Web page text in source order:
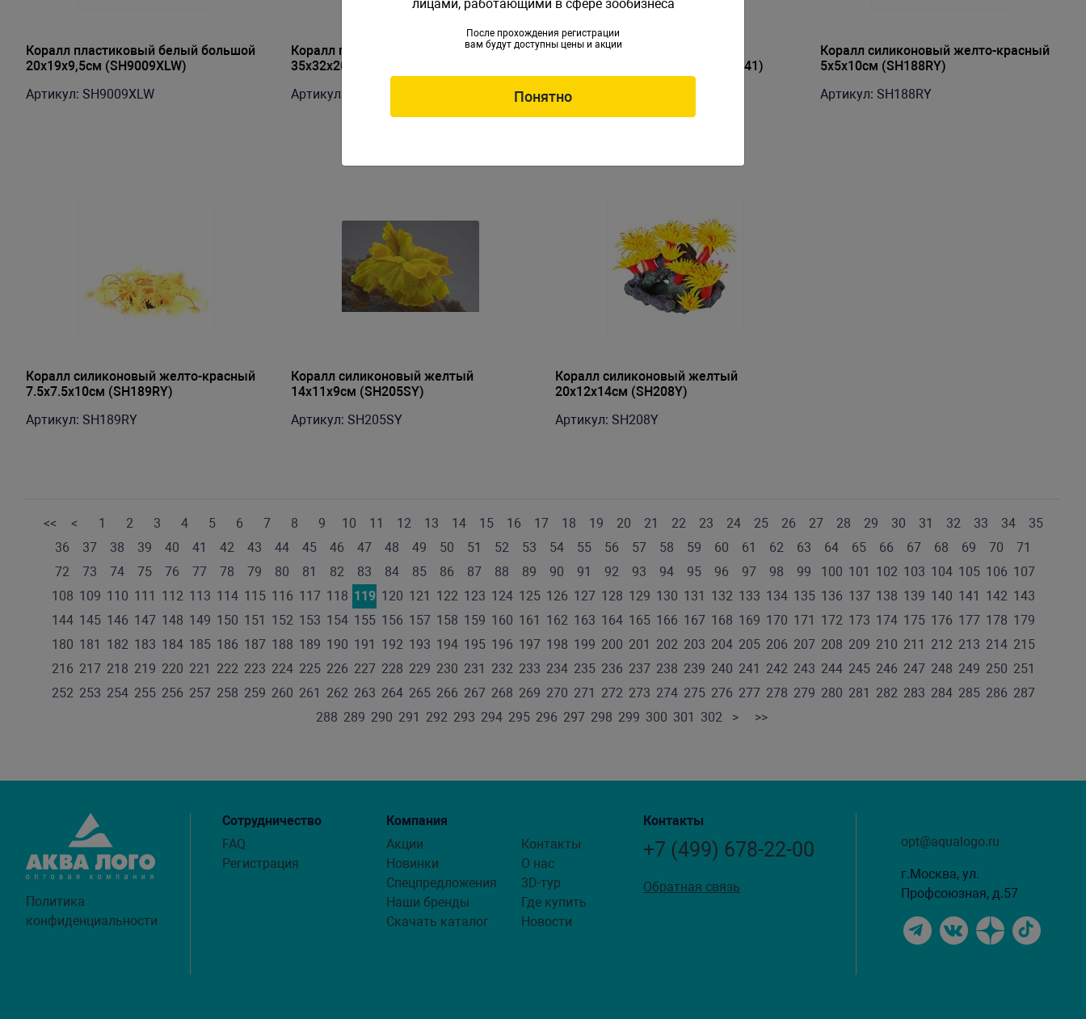
Коралл пластиковый белый большой
20х19х9,5см (SH9009XLW)
Артикул: SH9009XLW
Коралл пластиковый желто-зеленый
35х32х20см (SH034)
Артикул: SH034
Коралл пластиковый темно-
фиолетовый 13,5х10х6см (SH041)
Артикул: SH041
Коралл силиконовый желто-красный
5х5х10см (SH188RY)
Артикул: SH188RY
Коралл силиконовый желто-красный
7.5х7.5х10см (SH189RY)
Артикул: SH189RY
Коралл силиконовый желтый
14х11х9см (SH205SY)
Артикул: SH205SY
Коралл силиконовый желтый
20х12х14см (SH208Y)
Артикул: SH208Y
<< < 1 2 3 4 5 6 7 8 9 10 11 12 13 14 15 16 17 18 19 20 21 22 23 24 25 26 27 28 29 30 31 32 33 34
35
36
37 38 39 40 41 42 43 44 45 46 47 48 49 50 51 52 53 54 55 56 57 58 59 60 61 62 63 64 65 66 67 68 69 70
71
72
73 74 75 76 77 78 79 80 81 82 83 84 85 86 87 88 89 90 91 92 93 94 95 96 97 98 99 100 101 102 103 104 105 106 107
108 109 110 111 112 113 114 115 116 117 118 119 120 121 122 123 124 125 126 127 128 129 130 131 132 133 134 135 136 137 138 139 140 141 142 143
144 145 146 147 148 149 150 151 152 153 154 155 156 157 158 159 160 161 162 163 164 165 166 167 168 169 170 171 172 173 174 175 176 177 178 179
180 181 182 183 184 185 186 187 188 189 190 191 192 193 194 195 196 197 198 199 200 201 202 203 204 205 206 207 208 209 210 211 212 213 214 215
216 217 218 219 220 221 222 223 224 225 226 227 228 229 230 231 232 233 234 235 236 237 238 239 240 241 242 243 244 245 246 247 248 249 250 251
252 253 254 255 256 257 258 259 260 261 262 263 264 265 266 267 268 269 270 271 272 273 274 275 276 277 278 279 280 281 282 283 284 285 286 287
288 289 290 291 292 293 294 295 296 297 298 299 300 301 302 > >>
Политика
конфиденциальности
Сотрудничество
FAQ
Регистрация
Компания
Акции
Новинки
Спецпредложения
Наши бренды
Скачать каталог
Контакты
О нас
3D-тур
Где купить
Новости
Контакты
+7 (499) 678-22-00
Обратная связь
opt@aqualogo.ru
г.Москва, ул.
Профсоюзная, д.57
лицами, работающими в сфере зообизнеса
После прохождения регистрации
вам будут доступны цены и акции
Понятно